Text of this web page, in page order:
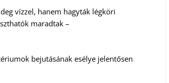
vízzel, hanem hagyták légköri
maradtak –
bejutásának esélye jelentősen